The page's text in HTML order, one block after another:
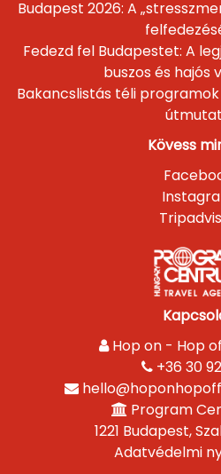
Budapest 2026: A
Fedezd fel Budapestet: A
buszos és hajós
Bakancslistás téli
Kövess
Hop on - Hop
+36 30
Program
1221 Budapest,
Adatvédelmi